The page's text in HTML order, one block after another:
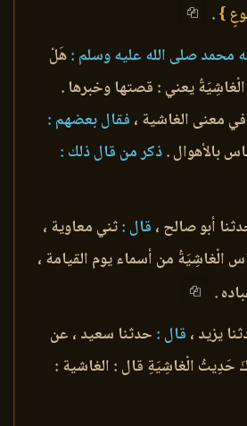
}
.
محمد صلى الله عليه وسلم :هَلْ
يعني : قصتها وخبرها .
معنى الغاشية ، فقال بعضهم :
بالأهوال .ذكر من قال ذلك :
أبو صالح ، قال :ثني معاوية ،
الْغاشِيَةُ من أسماء يوم القيامة ،
.
يزيد ، قال : حدثنا سعيد ، عن
حَدِيثُ الْغاشِيَةِ قال : الغاشية :